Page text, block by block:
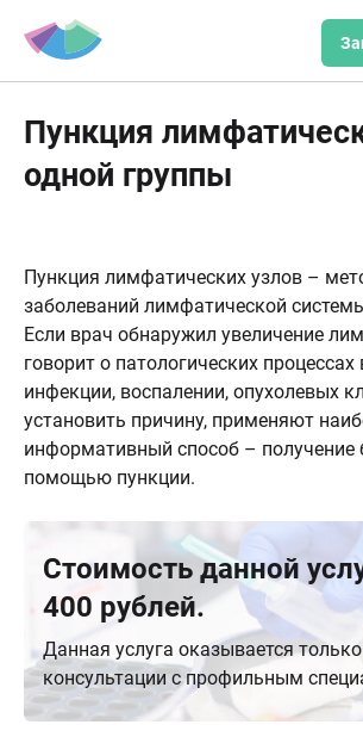
Пункция
одной группы
Пункция лимфатических узлов –
заболеваний лимфатической
Если врач обнаружил увеличение
говорит о патологических процессах
инфекции, воспалении, опухолевых
установить причину, применяют
информативный способ – получение
помощью пункции.
Стоимость данной
400 рублей.
Данная услуга оказывается
консультации с профильным